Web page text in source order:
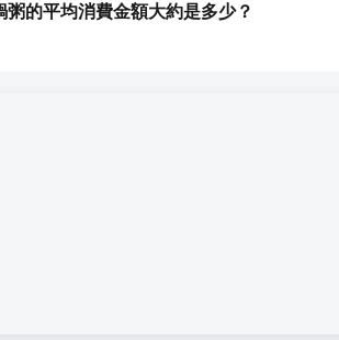
粥的平均消費金額大約是多少？